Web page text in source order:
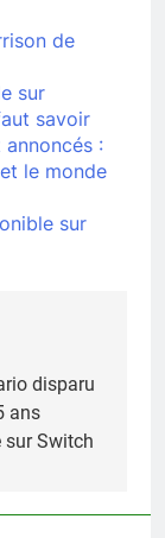
de
sur
savoir
:
le monde
sur
disparu
ans
sur Switch